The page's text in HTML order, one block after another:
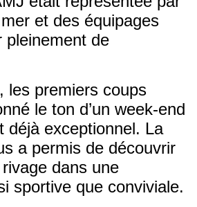
et des équipages
pleinement de
les premiers coups
le ton d’un week-end
déjà exceptionnel. La
a permis de découvrir
dans une
sportive que conviviale.